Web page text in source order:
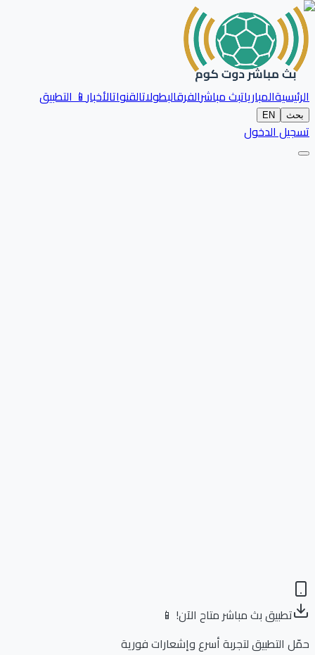
الرئيسيةالمبارياتبث مباشرالفرقالبطولاتالقنواتالأخبار📱 التطبيق
بحث EN
تسجيل الدخول
تطبيق بث مباشر متاح الآن! 📱
حمّل التطبيق لتجربة أسرع وإشعارات فورية